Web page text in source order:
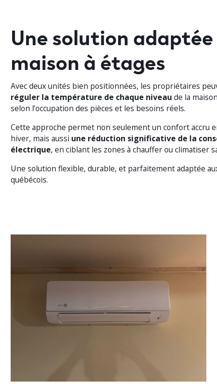
Une solution
maison à étages
Avec deux unités bien positionnées, les propriétaires
réguler la température de chaque niveau de la
selon l’occupation des pièces et les besoins réels.
Cette approche permet non seulement un confort accru
hiver, mais aussi une réduction significative de la
électrique, en ciblant les zones à chauffer ou climatiser
Une solution flexible, durable, et parfaitement adaptée
québécois.